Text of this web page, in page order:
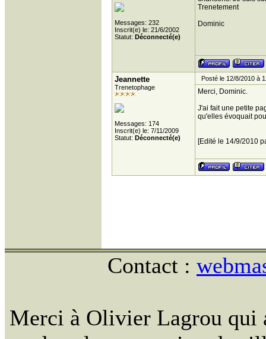
Messages: 232
Inscrit(e) le: 21/6/2002
Statut: Déconnecté(e)
Trenetement
Dominic
Jeannette
Trenetophage
Messages: 174
Inscrit(e) le: 7/11/2009
Statut: Déconnecté(e)
Posté le 12/8/2010 à
Merci, Dominic.
J'ai fait une petite
qu'elles évoquait
[Edité le 14/9/2010
Contact :
Merci à Olivier Lagrou qui